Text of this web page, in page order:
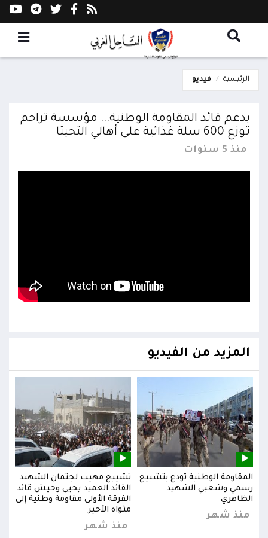
الرئيسية فيديو
بدعم قائد المقاومة الوطنية... مؤسسة تراحم
توزع 600 سلة غذائية على أهالي التحيتا
منذ 5 سنوات
المزيد من الفيديو
المقاومة الوطنية تودع بتشييع
رسمي وشعبي الشهيد
الظاهري
منذ شهر
تشييع مهيب لجثمان الشهيد
القائد العميد يحيى وحيش قائد
الفرقة الأولى مقاومة وطنية إلى
مثواه الأخير
منذ شهر